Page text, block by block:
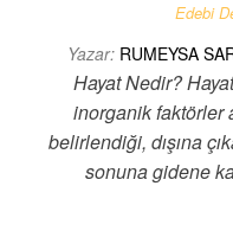
Edebi
Yazar: RUMEYSA
Hayat Nedir?
inorganik faktörler
belirlendiği, dışına
sonuna gidene